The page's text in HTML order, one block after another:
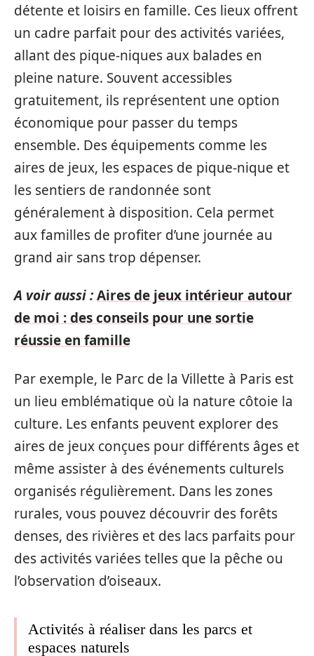
détente et loisirs en famille. Ces lieux offrent
un cadre parfait pour des activités variées,
allant des pique-niques aux balades en
pleine nature. Souvent accessibles
gratuitement, ils représentent une option
économique pour passer du temps
ensemble. Des équipements comme les
aires de jeux, les espaces de pique-nique et
les sentiers de randonnée sont
généralement à disposition. Cela permet
aux familles de profiter d’une journée au
grand air sans trop dépenser.
A voir aussi :Aires de jeux intérieur autour
de moi : des conseils pour une sortie
réussie en famille
Par exemple, le Parc de la Villette à Paris est
un lieu emblématique où la nature côtoie la
culture. Les enfants peuvent explorer des
aires de jeux conçues pour différents âges et
même assister à des événements culturels
organisés régulièrement. Dans les zones
rurales, vous pouvez découvrir des forêts
denses, des rivières et des lacs parfaits pour
des activités variées telles que la pêche ou
l’observation d’oiseaux.
Activités à réaliser dans les parcs et
espaces naturels